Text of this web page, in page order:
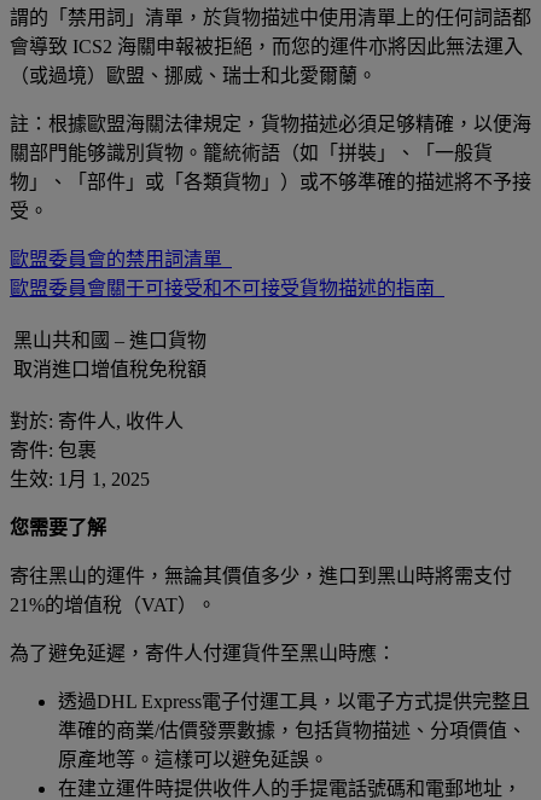
謂的「禁用詞」清單，於貨物描述中使用清單上的任何詞語都
會導致 ICS2 海關申報被拒絕，而您的運件亦將因此無法運入
（或過境）歐盟、挪威、瑞士和北愛爾蘭。
註：根據歐盟海關法律規定，貨物描述必須足够精確，以便海
關部門能够識別貨物。籠統術語（如「拼裝」、「一般貨
物」、「部件」或「各類貨物」）或不够準確的描述將不予接
受。
歐盟委員會的禁用詞清單
歐盟委員會關于可接受和不可接受貨物描述的指南
黑山共和國 – 進口貨物
取消進口增值稅免稅額
對於: 寄件人, 收件人
寄件: 包裹
生效: 1月 1, 2025
您需要了解
寄往黑山的運件，無論其價值多少，進口到黑山時將需支付
21%的增值稅（VAT）。
為了避免延遲，寄件人付運貨件至黑山時應：
透過DHL Express電子付運工具，以電子方式提供完整且
準確的商業/估價發票數據，包括貨物描述、分項價值、
原產地等。這樣可以避免延誤。
在建立運件時提供收件人的手提電話號碼和電郵地址，